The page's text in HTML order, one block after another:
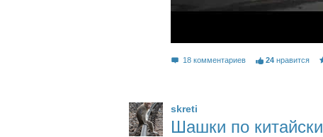
18 комментариев 24 нравится
skreti
Шашки по китайски